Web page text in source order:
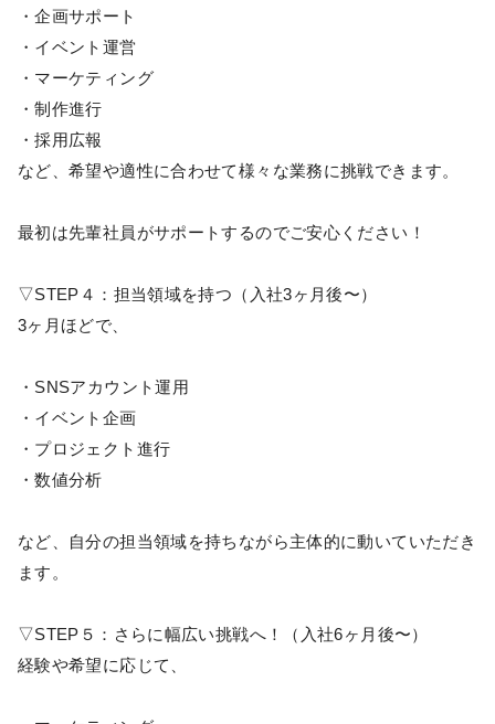
・企画サポート
・イベント運営
・マーケティング
・制作進行
・採用広報
など、希望や適性に合わせて様々な業務に挑戦できます。
最初は先輩社員がサポートするのでご安心ください！
▽STEP４：担当領域を持つ（入社3ヶ月後〜）
3ヶ月ほどで、
・SNSアカウント運用
・イベント企画
・プロジェクト進行
・数値分析
など、自分の担当領域を持ちながら主体的に動いていただき
ます。
▽STEP５：さらに幅広い挑戦へ！（入社6ヶ月後〜）
経験や希望に応じて、